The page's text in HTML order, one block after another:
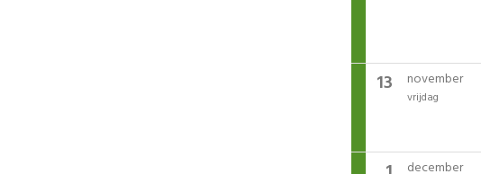
13 november
vrijdag
december